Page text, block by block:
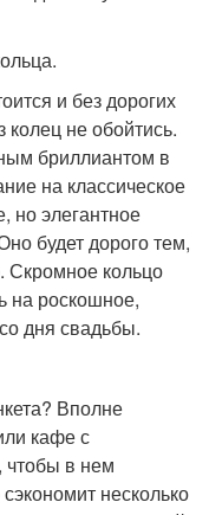
и без дорогих
не обойтись.
бриллиантом в
на классическое
но элегантное
будет дорого тем,
Скромное кольцо
на роскошное,
дня свадьбы.
Вполне
кафе с
в нем
несколько